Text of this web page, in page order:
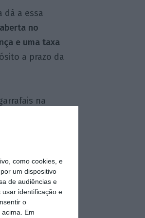
como cookies, e
um dispositivo
de audiências e
identificação e
o
Em
dá a essa
no
e uma taxa
a prazo da
na
do Banco
país é
PPR”, disse
1 e Negócios
depositar
ao filho